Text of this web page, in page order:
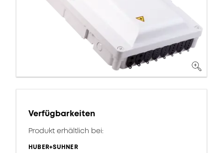
Verfügbarkeiten
Produkt erhältlich bei:
HUBER+SUHNER